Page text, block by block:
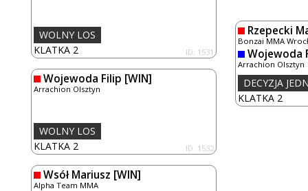
KLATKA 2 ID: 1531
WOLNY LOS
Wojewoda Filip [WIN]
Arrachion Olsztyn
KLATKA 2 ID: 1532
WOLNY LOS
Wsół Mariusz [WIN]
Alpha Team MMA
Rzepecki
Bonzai MMA
Wojewoda
Arrachion Olsztyn
KLATKA 2
DECYZJA